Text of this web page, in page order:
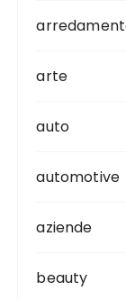
arte
auto
automotive
aziende
beauty